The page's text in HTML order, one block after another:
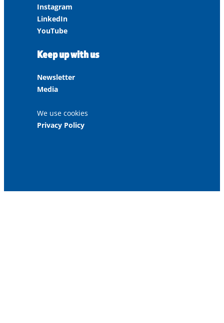
Instagram
LinkedIn
YouTube
Keep up with us
Newsletter
Media
We use cookies
Privacy Policy